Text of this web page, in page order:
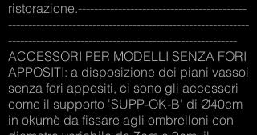
ristorazione.------------------------------------------
------------------------------------------------------------
---------------------------------------------------------
ACCESSORI PER MODELLI SENZA FORI
APPOSITI: a disposizione dei piani vassoi
senza fori appositi, ci sono gli accessori
come il supporto 'SUPP-OK-B' di Ø40cm
in okumè da fissare agli ombrelloni con